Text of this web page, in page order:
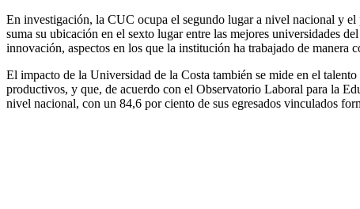
En investigación, la CUC ocupa el segundo lugar a nivel nacional y
suma su ubicación en el sexto lugar entre las mejores universidades
innovación, aspectos en los que la institución ha trabajado de manera
El impacto de la Universidad de la Costa también se mide en el
productivos, y que, de acuerdo con el Observatorio Laboral para la
nivel nacional, con un 84,6 por ciento de sus egresados vinculados